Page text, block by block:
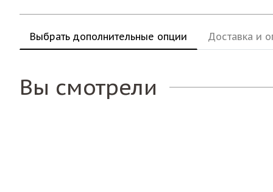
Выбрать дополнительные опции Доставка и
Вы смотрели